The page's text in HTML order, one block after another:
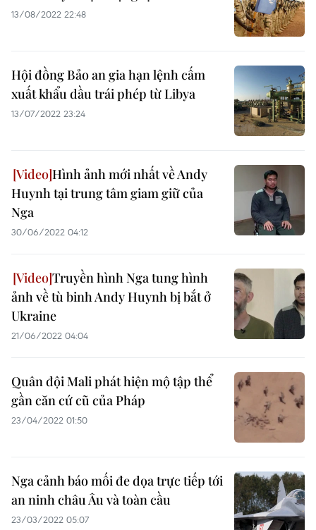
13/08/2022 22:48
Hội đồng Bảo an gia hạn lệnh cấm
xuất khẩu dầu trái phép từ Libya
13/07/2022 23:24
Hình ảnh mới nhất về Andy
Huynh tại trung tâm giam giữ của
Nga
30/06/2022 04:12
Truyền hình Nga tung hình
ảnh về tù binh Andy Huynh bị bắt ở
Ukraine
21/06/2022 04:04
Quân đội Mali phát hiện mộ tập thể
gần căn cứ cũ của Pháp
23/04/2022 01:50
Nga cảnh báo mối đe dọa trực tiếp tới
an ninh châu Âu và toàn cầu
23/03/2022 05:07